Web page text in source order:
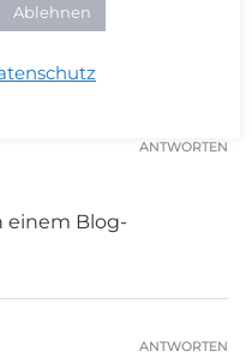
mal welche
einem Blog-
ANTWORTEN
ANTWORTEN
Ablehnen